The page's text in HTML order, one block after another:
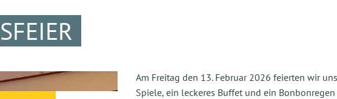
Am Freitag den 13. Februar 2026 feierten wir
Spiele, ein leckeres Buffet und ein